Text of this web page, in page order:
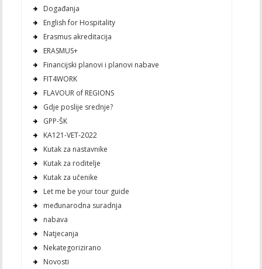
Događanja
English for Hospitality
Erasmus akreditacija
ERASMUS+
Financijski planovi i planovi nabave
FIT4WORK
FLAVOUR of REGIONS
Gdje poslije srednje?
GPP-ŠK
KA121-VET-2022
Kutak za nastavnike
Kutak za roditelje
Kutak za učenike
Let me be your tour guide
međunarodna suradnja
nabava
Natjecanja
Nekategorizirano
Novosti